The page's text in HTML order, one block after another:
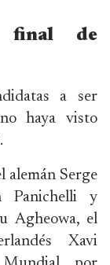
final de
a ser
haya visto
alemán Serge
Panichelli y
Agheowa, el
Xavi